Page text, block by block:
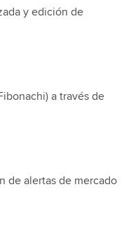
y edición de
a través de
de alertas de mercado